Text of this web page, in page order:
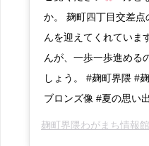
か。 麹町四丁目交差点
んを迎えてくれていま
んが、一歩一歩進める
しょう。 #麹町界隈 #
ブロンズ像 #夏の思い
麹町界隈わがまち情報館